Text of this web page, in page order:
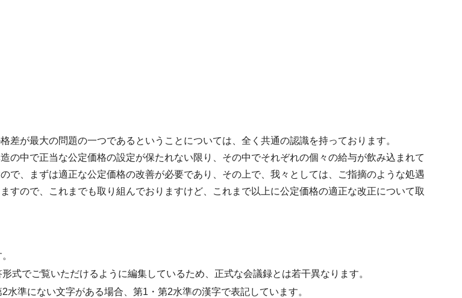
差が最大の問題の一つであるということについては、全く共通の認識を持っております。
の中で正当な公定価格の設定が保たれない限り、その中でそれぞれの個々の給与が飲み込まれて
で、まずは適正な公定価格の改善が必要であり、その上で、我々としては、ご指摘のような処遇
すので、これまでも取り組んでおりますけど、これまで以上に公定価格の適正な改正について取
形式でご覧いただけるように編集しているため、正式な会議録とは若干異なります。
水準にない文字がある場合、第1・第2水準の漢字で表記しています。